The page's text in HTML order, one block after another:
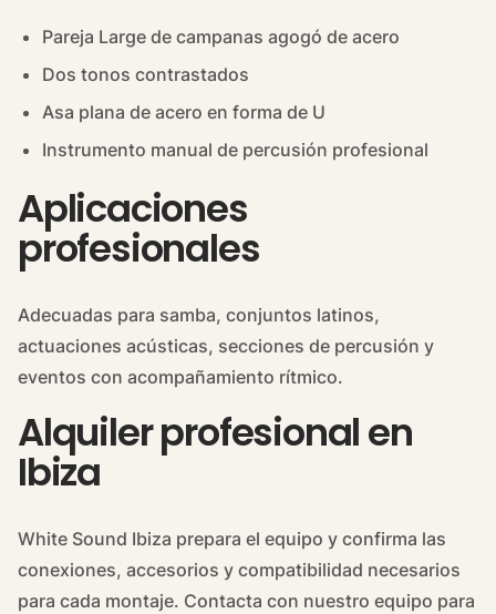
Pareja Large de campanas agogó de acero
Dos tonos contrastados
Asa plana de acero en forma de U
Instrumento manual de percusión profesional
Aplicaciones
profesionales
Adecuadas para samba, conjuntos latinos,
actuaciones acústicas, secciones de percusión y
eventos con acompañamiento rítmico.
Alquiler profesional en
Ibiza
White Sound Ibiza prepara el equipo y confirma las
conexiones, accesorios y compatibilidad necesarios
para cada montaje. Contacta con nuestro equipo para